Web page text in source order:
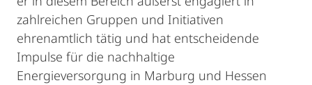
zahlreichen Gruppen und Initiativen
ehrenamtlich tätig und hat entscheidende
Impulse für die nachhaltige
Energieversorgung in Marburg und Hessen